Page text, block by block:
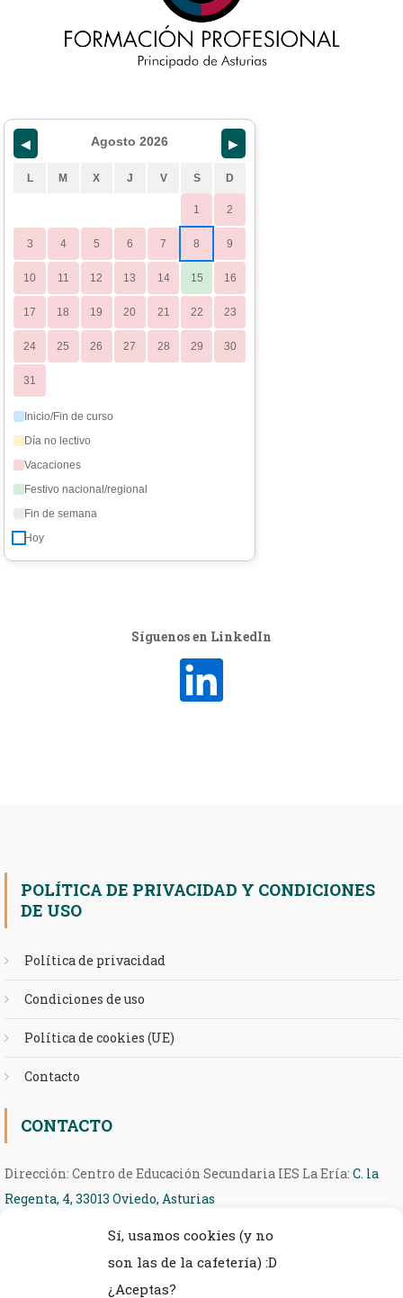
Sí, usamos cookies (y no
son las de la cafetería) :D
¿Aceptas?
◀ Agosto 2026 ▶
L M X J V S D
1 2
3 4 5 6 7 8 9
10 11 12 13 14 15 16
17 18 19 20 21 22 23
24 25 26 27 28 29 30
31
Inicio/Fin de curso
Día no lectivo
Vacaciones
Festivo nacional/regional
Fin de semana
Hoy
Síguenos en LinkedIn
POLÍTICA DE PRIVACIDAD Y CONDICIONES
DE USO
Política de privacidad
Condiciones de uso
Política de cookies (UE)
Contacto
CONTACTO
Dirección: Centro de Educación Secundaria IES La Ería: C. la
Regenta, 4, 33013 Oviedo, Asturias
Teléfono: 985 27 36 54
eMail: ieseria@educastur.org